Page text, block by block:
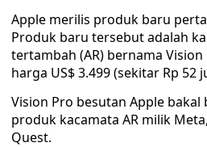
Apple merilis produk baru
Produk baru tersebut adalah
tertambah (AR) bernama
harga US$ 3.499 (sekitar Rp 52
Vision Pro besutan Apple
produk kacamata AR milik
Quest.